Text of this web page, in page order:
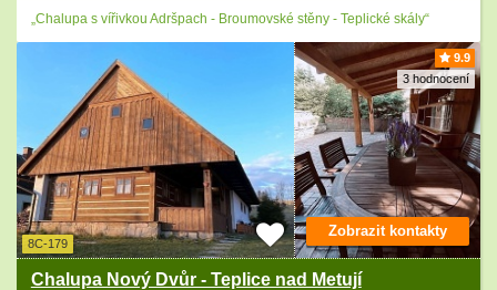
„Chalupa s vířivkou Adršpach - Broumovské stěny - Teplické skály“
9.9
3 hodnocení
8C-179
Chalupa Nový Dvůr - Teplice nad Metují
Zobrazit kontakty